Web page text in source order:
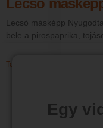
Lecsó másképp
bele a pirospaprika,
Tovább olvasom »
Egy